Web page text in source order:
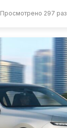
Просмотрено 297 раз